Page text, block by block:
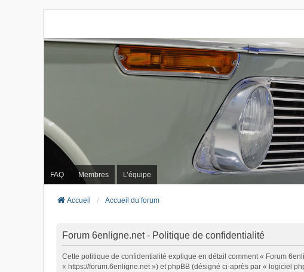
FAQ Membres L’équipe
Accueil Accueil du forum
Forum 6enligne.net - Politique de confidentialité
Cette politique de confidentialité explique en détail comment « Forum
« https://forum.6enligne.net ») et phpBB (désigné ci-après par « logiciel